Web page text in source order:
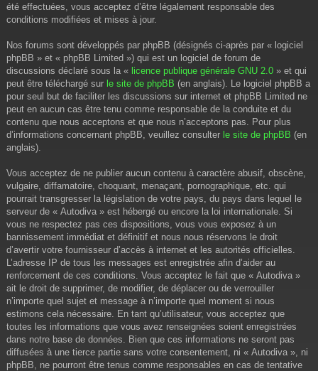
été effectuées, vous acceptez d’être légalement responsable des
conditions modifiées et mises à jour.
Nos forums sont développés par phpBB (désignés ci-après par « logiciel
phpBB » et « phpBB Limited ») qui est un logiciel de forum de
discussions déclaré sous la « licence publique générale GNU 2.0 » et qui
peut être téléchargé sur le site de phpBB (en anglais). Le logiciel phpBB a
pour seul but de faciliter les discussions sur internet et phpBB Limited ne
peut en aucun cas être tenu comme responsable de la conduite et du
contenu que nous acceptons et que nous n’acceptons pas. Pour plus
d’informations concernant phpBB, veuillez consulter le site de phpBB (en
anglais).
Vous acceptez de ne publier aucun contenu à caractère abusif, obscène,
vulgaire, diffamatoire, choquant, menaçant, pornographique, etc. qui
pourrait transgresser la législation de votre pays, du pays dans lequel le
serveur de « Autodiva » est hébergé ou encore la loi internationale. Si
vous ne respectez pas ces dispositions, vous vous exposez à un
bannissement immédiat et définitif et nous nous réservons le droit
d’avertir votre fournisseur d’accès à internet et les autorités officielles.
L’adresse IP de tous les messages est enregistrée afin d’aider au
renforcement de ces conditions. Vous acceptez le fait que « Autodiva »
ait le droit de supprimer, de modifier, de déplacer ou de verrouiller
n’importe quel sujet et message à n’importe quel moment si nous
estimons cela nécessaire. En tant qu’utilisateur, vous acceptez que
toutes les informations que vous avez renseignées soient enregistrées
dans notre base de données. Bien que ces informations ne seront pas
diffusées à une tierce partie sans votre consentement, ni « Autodiva », ni
phpBB, ne pourront être tenus comme responsables en cas de tentative